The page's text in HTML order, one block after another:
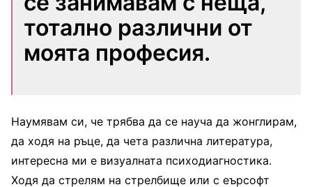
тотално различни от
моята професия.
Наумявам си, че трябва да се науча да жонглирам,
да ходя на ръце, да чета различна литература,
интересна ми е визуалната психодиагностика.
Ходя да стрелям на стрелбище или с еърсофт